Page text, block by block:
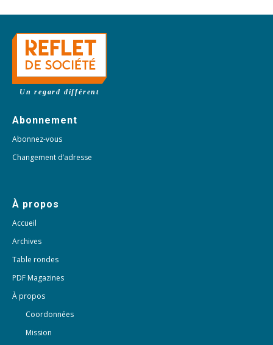
Un regard différent
Abonnement
Abonnez-vous
Changement d’adresse
À propos
Accueil
Archives
Table rondes
PDF Magazines
À propos
Coordonnées
Mission